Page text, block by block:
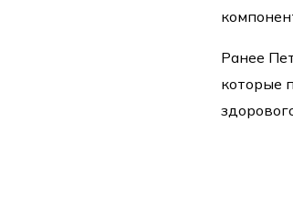
Ранее
которые